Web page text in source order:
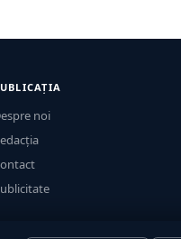
noi